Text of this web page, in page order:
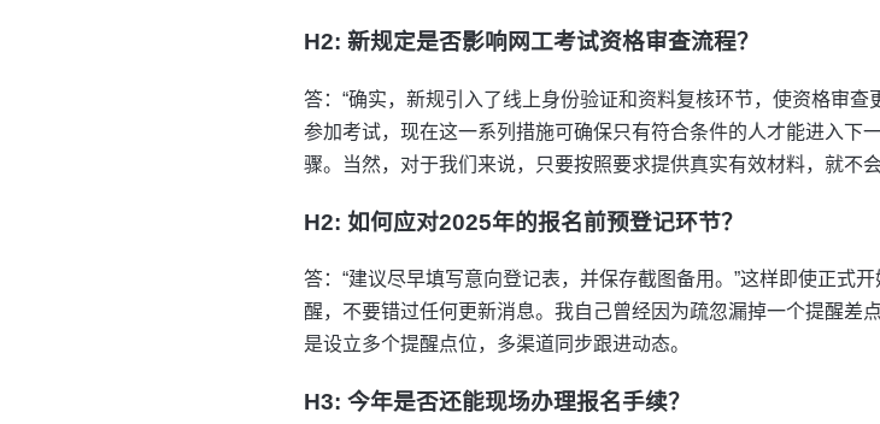
H2: 新规定是否影响网工考试资格审查流程？
答：“确实，新规引入了线上身份验证和资料复核环节，使资格审
参加考试，现在这一系列措施可确保只有符合条件的人才能进入下
骤。当然，对于我们来说，只要按照要求提供真实有效材料，就不会
H2: 如何应对2025年的报名前预登记环节？
答：“建议尽早填写意向登记表，并保存截图备用。”这样即使正式
醒，不要错过任何更新消息。我自己曾经因为疏忽漏掉一个提醒差
是设立多个提醒点位，多渠道同步跟进动态。
H3: 今年是否还能现场办理报名手续？